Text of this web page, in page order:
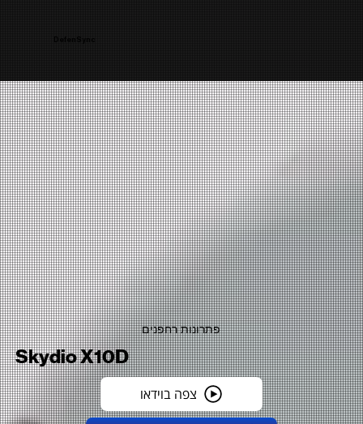
DefenSync
פתרונות רחפנים
Skydio X10D
צפה בוידאו